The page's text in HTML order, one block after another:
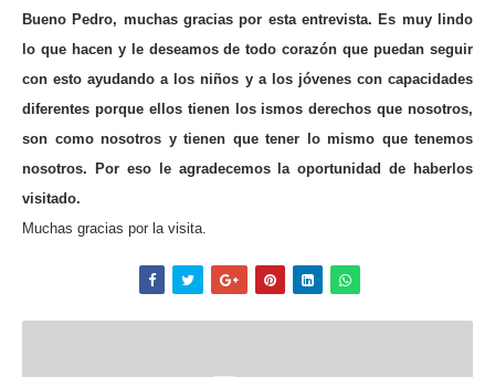
Bueno Pedro, muchas gracias por esta entrevista. Es muy lindo
lo que hacen y le deseamos de todo corazón que puedan seguir
con esto ayudando a los niños y a los jóvenes con capacidades
diferentes porque ellos tienen los ismos derechos que nosotros,
son como nosotros y tienen que tener lo mismo que tenemos
nosotros. Por eso le agradecemos la oportunidad de haberlos
visitado.
Muchas gracias por la visita.